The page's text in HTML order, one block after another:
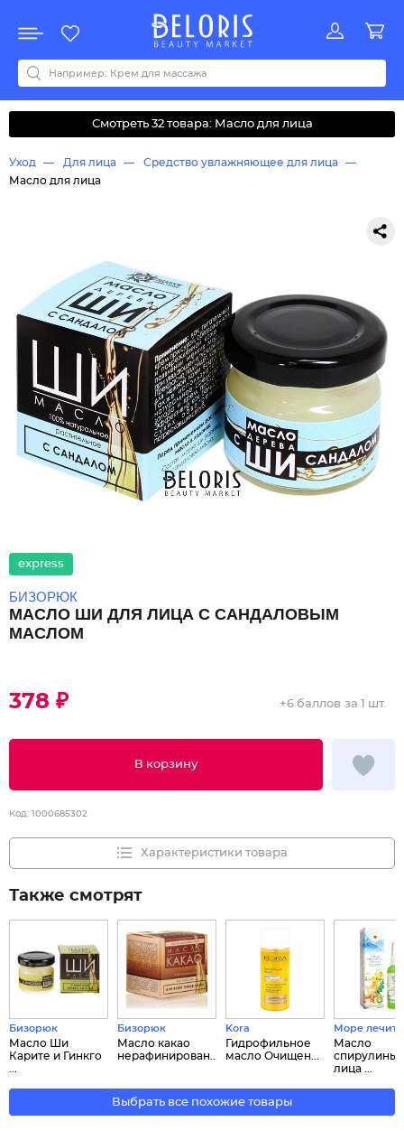
Акции
Все бренды
0-9ABCDEFGHIJKLMNOPQRSTUVWYZАБВДЗИМОКЛНПРСТУФ
Смотреть 32 товара: Масло для лица
Уход Для лица
Средство увлажняющее для лица
Масло для лица
express
БИЗОРЮК
МАСЛО ШИ ДЛЯ ЛИЦА С САНДАЛОВЫМ
МАСЛОМ
378 ₽
В корзину
+6 баллов за 1 шт.
Код: 1000685302
Характеристики товара
Также смотрят
Бизорюк
Масло Ши
Карите и Гинкго
Бизорюк
Масло какао
нерафинирован...
Kora
Гидрофильное
масло Очищен...
Море лечит
Масло
спирулины
лица ...
Выбрать все похожие товары